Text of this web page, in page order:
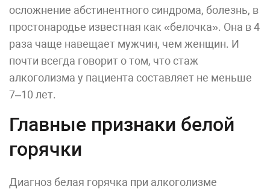
осложнение абстинентного синдрома, болезнь, в
простонародье известная как «белочка». Она в 4
раза чаще навещает мужчин, чем женщин. И
почти всегда говорит о том, что стаж
алкоголизма у пациента составляет не меньше
7–10 лет.
Главные признаки белой
горячки
Диагноз белая горячка при алкоголизме